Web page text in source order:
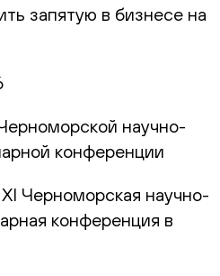
запятую в бизнесе на
научно-
конференции
Черноморская научно-
конференция в